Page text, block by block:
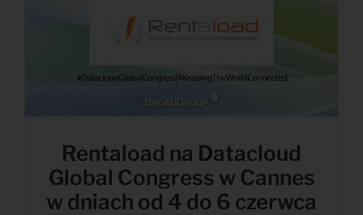
Rentaload na Datacloud
Global Congress w Cannes
w dniach od 4 do 6 czerwca